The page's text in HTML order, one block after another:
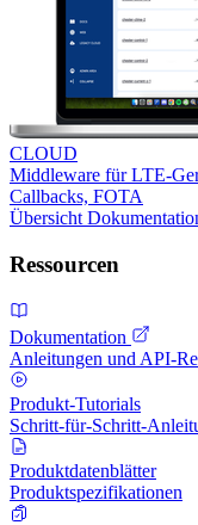
CLOUD
Middleware für LTE-
Callbacks, FOTA
Übersicht
Ressourcen
Dokumentation
Anleitungen und API-
Produkt-Tutorials
Schritt-für-Schritt-
Produktdatenblätter
Produktspezifikationen